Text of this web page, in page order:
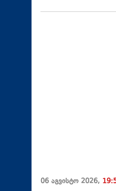
06 აგვისტო 2026,